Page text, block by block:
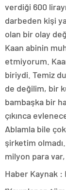
verdiği 600
darbeden kişi
olan bir olay
Kaan abinin
etmiyorum.
biriydi. Temiz
de değilim, bir
bambaşka bir
çıkınca
Ablamla bile
şirketim
milyon para
Haber Kaynak :